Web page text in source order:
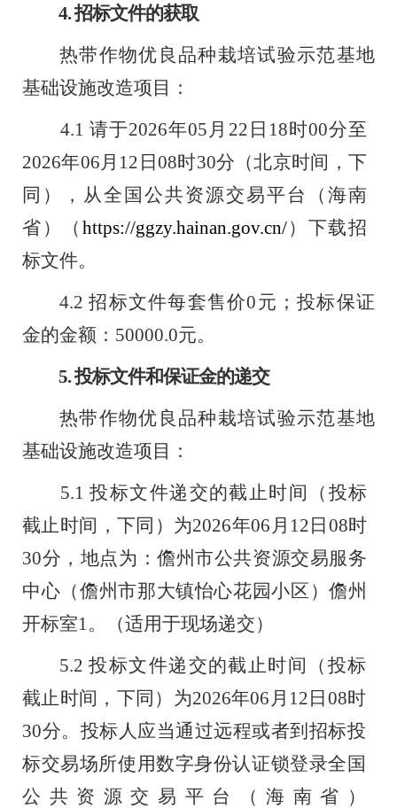
4.招标文件的获取
热带作物优良品种栽培试验示范基地
基础设施改造项目：
4.1 请于2026年05 月 22 日 18时00分至
2026年06月 12 日 08时30分（北京时间，下
同 ）， 从全国公共资源交易平台（海南
省 ）（ https://ggzy.hainan.gov.cn/）下载招
标文件。
4.2 招标文件每套售价0元；投标保证
金的金额： 50000.0元。
5.投标文件和保证金的递交
热带作物优良品种栽培试验示范基地
基础设施改造项目：
5.1 投标文件递交的截止时间（投标
截止时间，下同） 为2026年06 月 12 日 08时
30分，地点为：儋州市公共资源交易服务
中心（儋州市那大镇怡心花园小区）儋州
开标室1。（适用于现场递交）
5.2 投标文件递交的截止时间（投标
截止时间，下同）为2026年06 月 12 日 08时
30分。投标人应当通过远程或者到招标投
标交易场所使用数字身份认证锁登录全国
公共资 源交易平台（海南省 ）